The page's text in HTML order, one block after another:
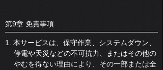
第9章 免責事項
1. 本サービスは、保守作業、システムダウン、
停電や天災などの不可抗力、またはその他の
やむを得ない理由により、その一部または全